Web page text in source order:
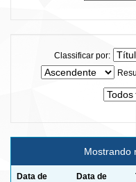
Classificar por:
Mostrando
Data de
Data de